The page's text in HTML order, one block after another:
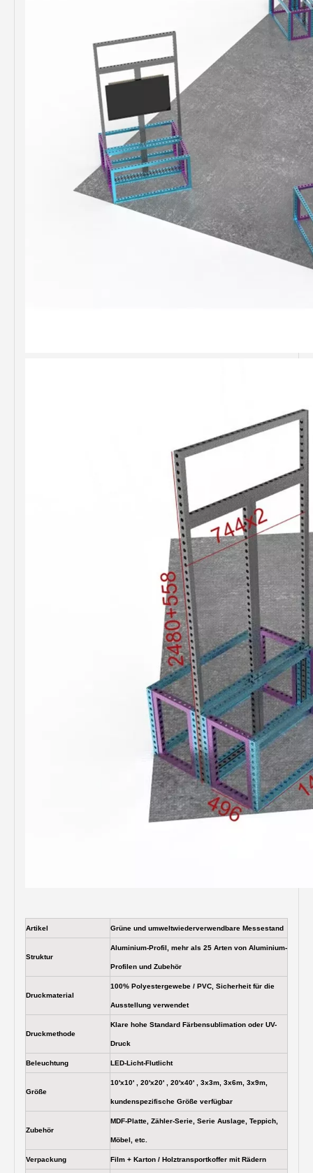
Artikel Grüne und umweltwiederverwendbare Messestand
Struktur
Aluminium-Profil, mehr als 25 Arten von Aluminium-
Profilen und Zubehör
Druckmaterial
100% Polyestergewebe / PVC, Sicherheit für die
Ausstellung verwendet
Druckmethode
Klare hohe Standard Färbensublimation oder UV-
Druck
Beleuchtung LED-Licht-Flutlicht
Größe
10'x10' , 20'x20' , 20'x40' , 3x3m, 3x6m, 3x9m,
kundenspezifische Größe verfügbar
Zubehör
MDF-Platte, Zähler-Serie, Serie Auslage, Teppich,
Möbel, etc.
Verpackung Film + Karton / Holztransportkoffer mit Rädern